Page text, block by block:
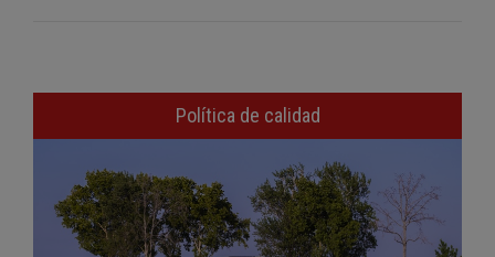
Política de calidad